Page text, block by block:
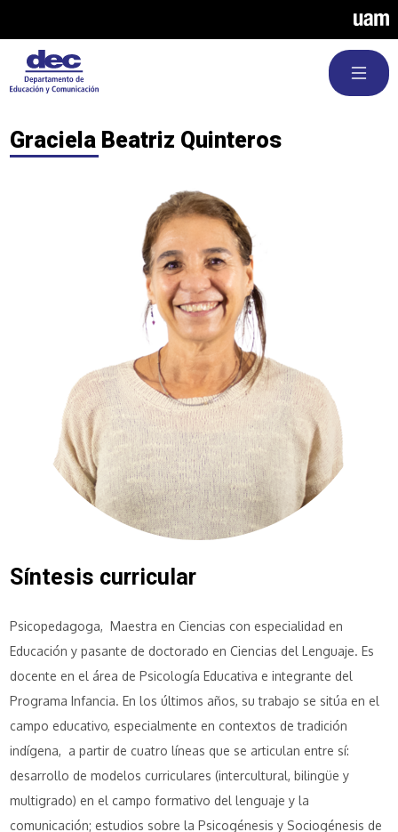
Graciela Beatriz Quinteros
Síntesis curricular
Psicopedagoga, Maestra en Ciencias con especialidad en
Educación y pasante de doctorado en Ciencias del Lenguaje. Es
docente en el área de Psicología Educativa e integrante del
Programa Infancia. En los últimos años, su trabajo se sitúa en el
campo educativo, especialmente en contextos de tradición
indígena, a partir de cuatro líneas que se articulan entre sí:
desarrollo de modelos curriculares (intercultural, bilingüe y
multigrado) en el campo formativo del lenguaje y la
comunicación; estudios sobre la Psicogénesis y Sociogénesis de